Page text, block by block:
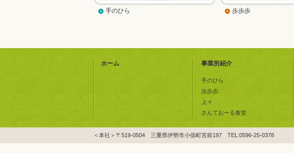
手のひら 歩歩歩
ホーム 事業所紹介
手のひら
歩歩歩
上々
さんておーる食堂
＜本社＞〒519-0504 三重県伊勢市小俣町宮前197 TEL:0596-25-0378